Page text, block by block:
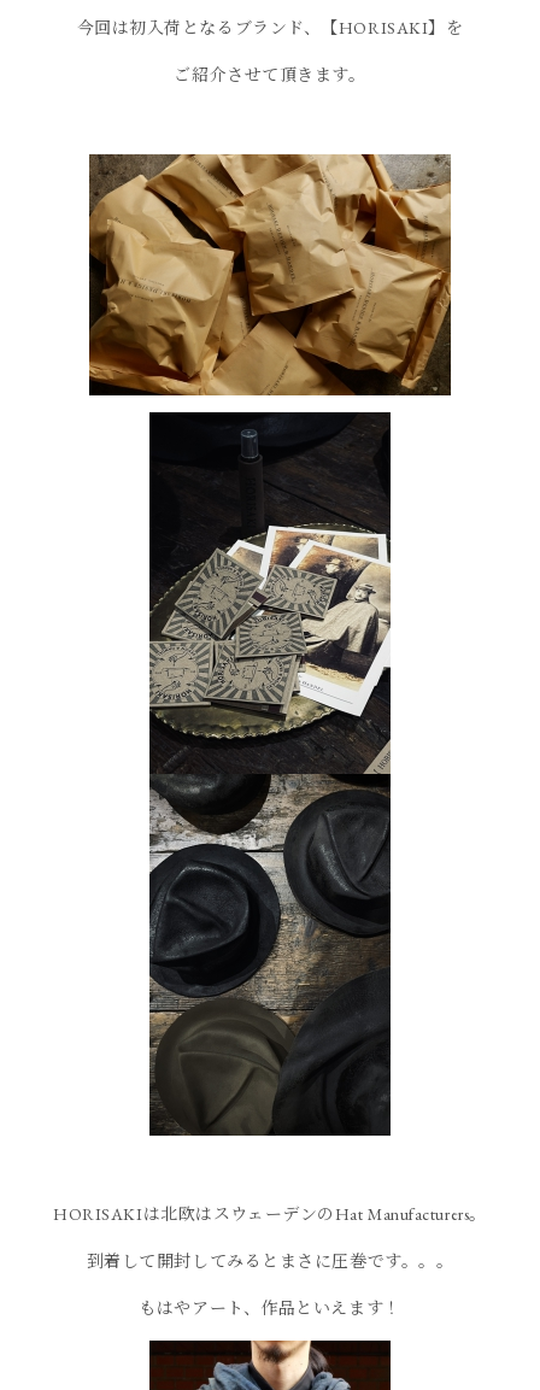
今回は初入荷となるブランド、【HORISAKI】を
ご紹介させて頂きます。
HORISAKIは北欧はスウェーデンのHat Manufacturers。
到着して開封してみるとまさに圧巻です。。。
もはやアート、作品といえます！